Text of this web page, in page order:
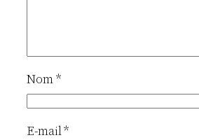
Nom*
E-mail*